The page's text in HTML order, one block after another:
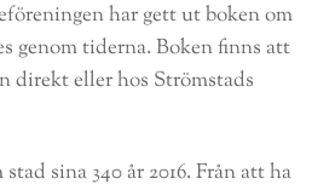
har gett ut boken om
genom tiderna. Boken finns att
direkt eller hos Strömstads
sina 340 år 2016. Från att ha